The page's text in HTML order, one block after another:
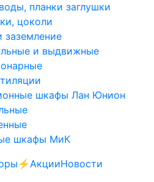
планки заглушки
цоколи
и выдвижные
шкафы Лан Юнион
шкафы МиК
⚡️АкцииНовости